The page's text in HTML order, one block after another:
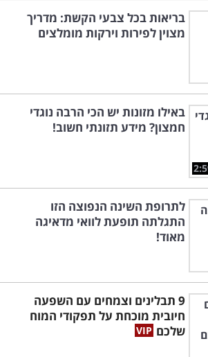
בריאות בכל צבעי הקשת: מדריך
מצוין לפירות וירקות מומלצים
באילו מזונות יש הכי הרבה נוגדי
חמצון? מידע תזונתי חשוב!
לתרופת השינה הנפוצה הזו
התגלתה תופעת לוואי מדאיגה
מאוד!
9 תבלינים וצמחים עם השפעה
חיובית מוכחת על תפקודי המוח
שלכם